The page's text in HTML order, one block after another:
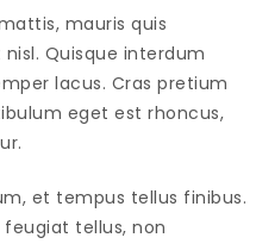
mauris quis
Quisque interdum
lacus. Cras pretium
eget est rhoncus,
et tempus tellus finibus.
tellus, non